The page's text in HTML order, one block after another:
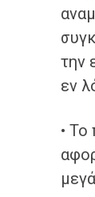
την
εν
•